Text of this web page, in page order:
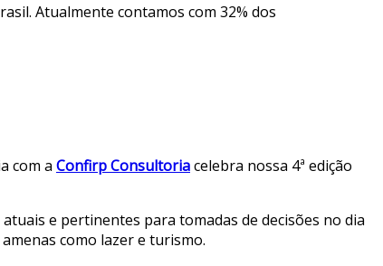
Atualmente contamos com 32% dos
com a Confirp Consultoriacelebra nossa 4ª edição
e pertinentes para tomadas de decisões no dia
como lazer e turismo.